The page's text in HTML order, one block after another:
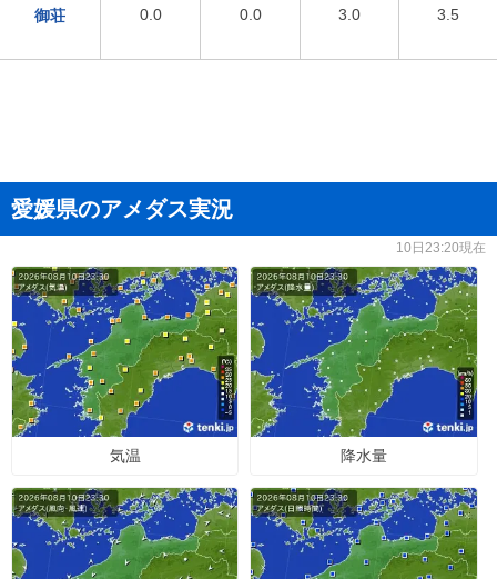
御荘 0.0 0.0 3.0 3.5
愛媛県のアメダス実況
10日23:20現在
気温 降水量